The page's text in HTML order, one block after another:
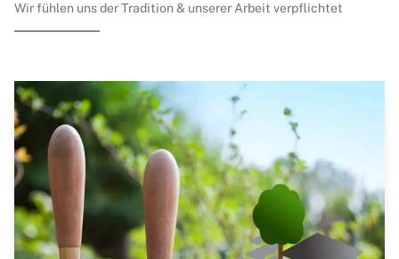
Wir fühlen uns der Tradition & unserer Arbeit verpflichtet